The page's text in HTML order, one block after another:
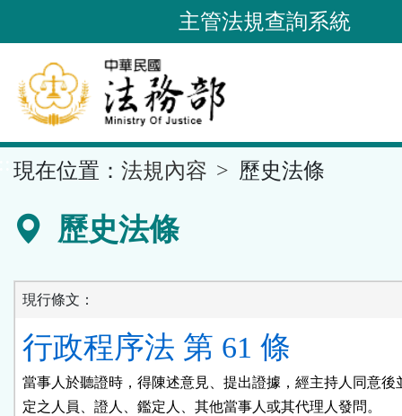
到
要
內
容
區
主管法規查詢系統
現在位置： 法規內容 歷史法條
歷史法條
現行條文：
行政程序法 第 61 條
當事人於聽證時，得陳述意見、提出證據，經主持人同意後
定之人員、證人、鑑定人、其他當事人或其代理人發問。